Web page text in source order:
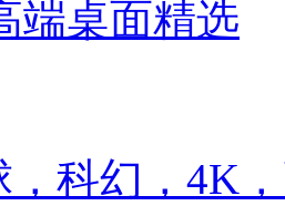
科幻，4K